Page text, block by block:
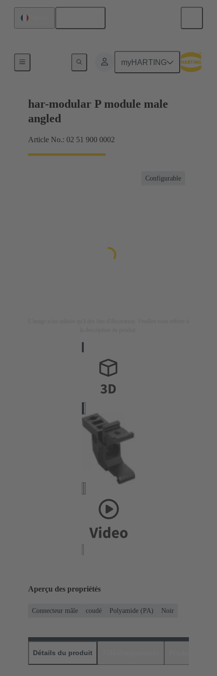
myHARTING
Raccordement carte mère à carte fille
har-modular P module male
angled
Article No.: 02 51 900 0002
Configurable
Aperçu des propriétés
Connecteur mâle coudé Polyamide (PA) Noir
Détails du produit